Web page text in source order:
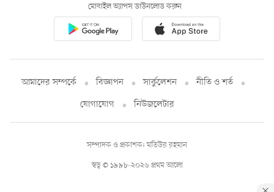
মোবাইল অ্যাপস ডাউনলোড করুন
আমাদের সম্পর্কে বিজ্ঞাপন সার্কুলেশন
নীতি ও শর্ত
যোগাযোগ
নিউজলেটার
স্বত্ব © ১৯৯৮-২০২৬ প্রথম আলো
সম্পাদক ও প্রকাশক: মতিউর রহমান